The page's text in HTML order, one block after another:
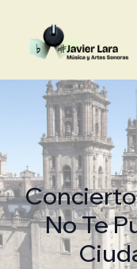
No Te